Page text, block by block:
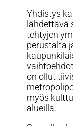
Yhdistys
lähdettävä
tehtyjen
perustalta
on ollut
myös
alueilla.